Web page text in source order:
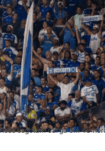
esgotam carga em 48